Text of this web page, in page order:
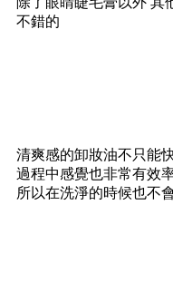
不錯的
清爽感的卸妝油不只能
過程中感覺也非常有效
所以在洗淨的時候也不